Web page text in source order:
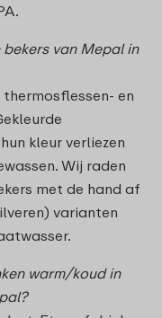
van Mepal in
en
kleur verliezen
Wij raden
met de hand af
varianten
warm/koud in